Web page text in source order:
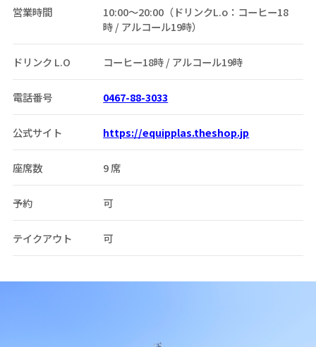
営業時間
10:00～20:00（ドリンクL.o：コーヒー18
時 / アルコール19時）
ドリンク L.O コーヒー18時 / アルコール19時
電話番号 0467-88-3033
公式サイト https://equipplas.theshop.jp
座席数 9 席
予約 可
テイクアウト 可